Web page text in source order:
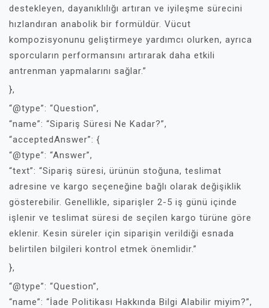
destekleyen, dayanıklılığı artıran ve iyileşme sürecini
hızlandıran anabolik bir formüldür. Vücut
kompozisyonunu geliştirmeye yardımcı olurken, ayrıca
sporcuların performansını artırarak daha etkili
antrenman yapmalarını sağlar.”
},
“@type”: “Question”,
“name”: “Sipariş Süresi Ne Kadar?”,
“acceptedAnswer”: {
“@type”: “Answer”,
“text”: “Sipariş süresi, ürünün stoğuna, teslimat
adresine ve kargo seçeneğine bağlı olarak değişiklik
gösterebilir. Genellikle, siparişler 2-5 iş günü içinde
işlenir ve teslimat süresi de seçilen kargo türüne göre
eklenir. Kesin süreler için siparişin verildiği esnada
belirtilen bilgileri kontrol etmek önemlidir.”
},
“@type”: “Question”,
“name”: “İade Politikası Hakkında Bilgi Alabilir miyim?”,